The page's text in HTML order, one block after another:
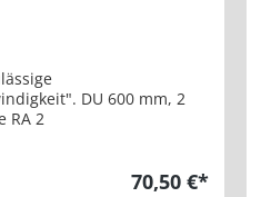
DU 600 mm, 2
Folie RA 2
70,50 €*